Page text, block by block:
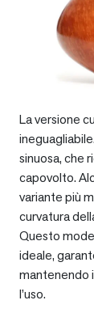
La versione
sinuosa, che
capovolto.
variante più
curvatura
Questo
ideale,
mantenendo
l’uso.